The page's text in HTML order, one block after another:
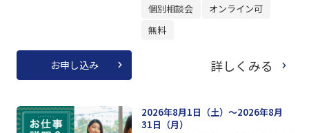
個別相談会
オンライン可
無料
お申し込み 詳しくみる
2026年8月1日（土）～2026年8月
31日（月）